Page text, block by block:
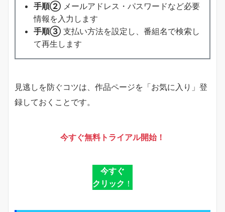
手順② メールアドレス・パスワードなど必要
情報を入力します
手順③ 支払い方法を設定し、番組名で検索し
て再生します
見逃しを防ぐコツは、作品ページを「お気に入り」登
録しておくことです。
今すぐ無料トライアル開始！
今すぐ
クリック ！